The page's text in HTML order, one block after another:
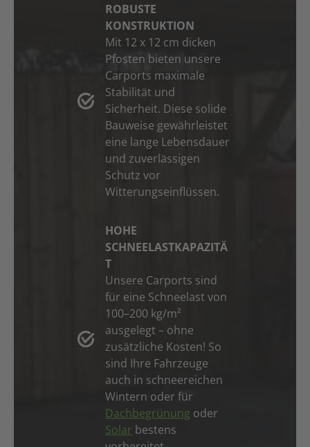
ROBUSTE
KONSTRUKTION
Mit 12 x 12 cm dicken
Pfosten bieten unsere
Carports maximale
Stabilität und
Sicherheit. Diese solide
Bauweise gewährleistet
eine lange Lebensdauer
und zuverlässigen
Schutz vor
Witterungseinflüssen.
HOHE
SCHNEELASTKAPAZITÄ
T
Unsere Carports sind
für eine Schneelast von
100–200 kg/m²
ausgelegt – ohne
zusätzliche Kosten! So
sind Ihre Fahrzeuge
auch in schneereichen
Wintern oder für
Dachbegrünung oder
Solar bestens